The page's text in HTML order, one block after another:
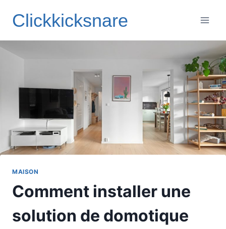
Clickkicksnare
MAISON
Comment installer une
solution de domotique